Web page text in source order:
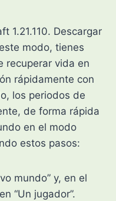
1.21.110. Descargar
modo, tienes
recuperar vida en
rápidamente con
los periodos de
de forma rápida
en el modo
estos pasos:
mundo” y, en el
“Un jugador”.